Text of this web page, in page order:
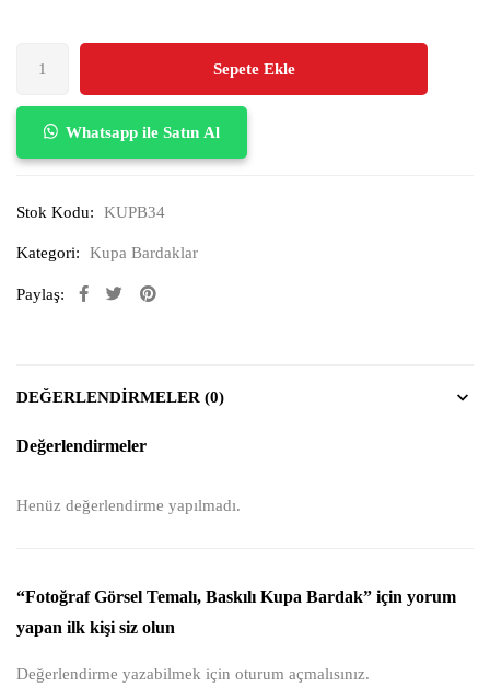
Sepete Ekle
Whatsapp ile Satın Al
Stok Kodu: KUPB34
Kategori: Kupa Bardaklar
Paylaş:
DEĞERLENDIRMELER (0)
Değerlendirmeler
Henüz değerlendirme yapılmadı.
“Fotoğraf Görsel Temalı, Baskılı Kupa Bardak” için yorum
yapan ilk kişi siz olun
Değerlendirme yazabilmek için oturum açmalısınız.